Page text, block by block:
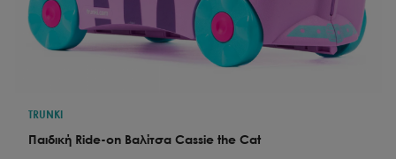
TRUNKI
Παιδική Ride-on Βαλίτσα Cassie the Cat